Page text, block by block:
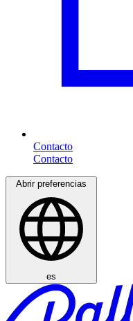
Contacto
Abrir preferencias
es